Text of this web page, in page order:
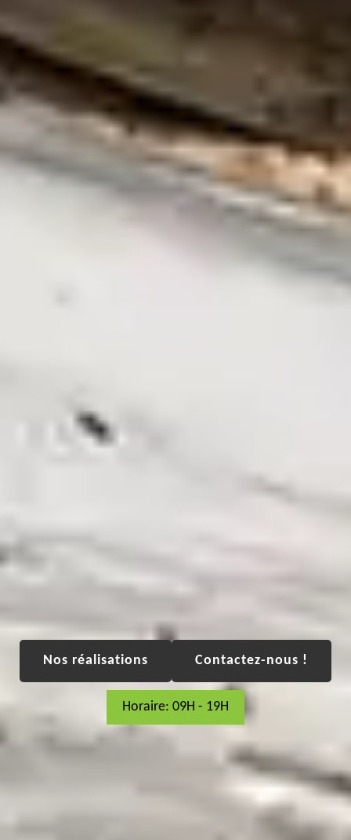
Nos réalisations Contactez-nous !
Horaire: 09H - 19H